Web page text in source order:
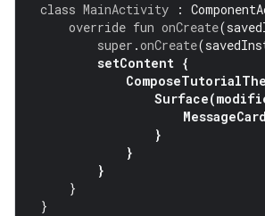
class MainActivity :
override fun onCreate(
super .onCreate(
setContent {
Surface(
MessageCard
}
}
}
}
}